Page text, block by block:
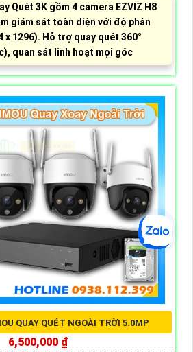
Quét 3K gồm 4 camera EZVIZ H8
giám sát toàn diện với độ phân
x 1296). Hỗ trợ quay quét 360°
quan sát linh hoạt mọi góc
QUAY QUÉT NGOÀI TRỜI 5.0MP
6,500,000 ₫